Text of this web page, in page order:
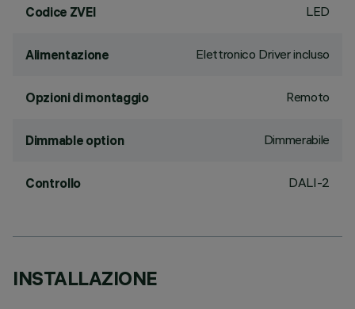
Codice ZVEI LED
Alimentazione Elettronico Driver incluso
Opzioni di montaggio Remoto
Dimmable option Dimmerabile
Controllo DALI-2
INSTALLAZIONE